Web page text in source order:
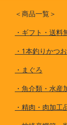
＜商品一覧＞
・ ギフト・送料
・ 1本釣りかつ
・ まぐろ
・ 魚介類・水産
・ 精肉・肉加工